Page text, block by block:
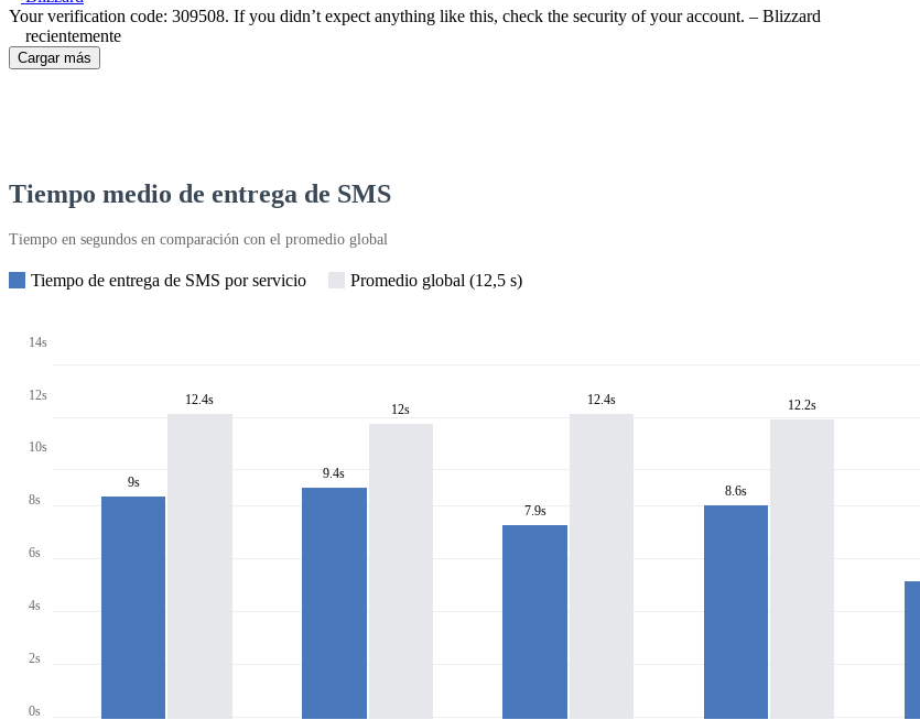
Your verification code: 309508. If you didn’t expect anything like this, check the security of your account. – Blizzard
recientemente
Cargar más
Tiempo medio de entrega de SMS
Tiempo en segundos en comparación con el promedio global
Tiempo de entrega de SMS por servicio Promedio global (12,5 s)
14s
12s
10s
8s
6s
4s
2s
0s
9s
12.4s
9.4s
12s
7.9s
12.4s
8.6s
12.2s